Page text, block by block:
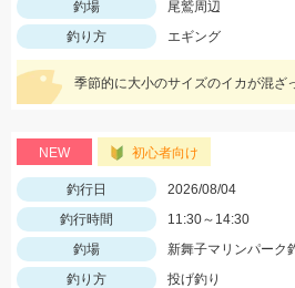
釣場
尾鷲周辺
釣り方
エギング
NEW 初心者向け
釣行日
2026/08/04
釣行時間
11:30～14:30
釣場
新舞子マリンパーク
釣り方
投げ釣り